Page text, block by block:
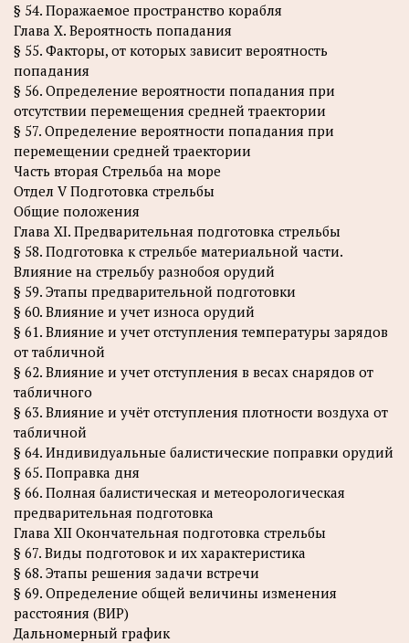
§ 54. Поражаемое пространство корабля
Глава X. Вероятность попадания
§ 55. Факторы, от которых зависит вероятность
попадания
§ 56. Определение вероятности попадания при
отсутствии перемещения средней траектории
§ 57. Определение вероятности попадания при
перемещении средней траектории
Часть вторая Стрельба на море
Отдел V Подготовка стрельбы
Общие положения
Глава XI. Предварительная подготовка стрельбы
§ 58. Подготовка к стрельбе материальной части.
Влияние на стрельбу разнобоя орудий
§ 59. Этапы предварительной подготовки
§ 60. Влияние и учет износа орудий
§ 61. Влияние и учет отступления температуры зарядов
от табличной
§ 62. Влияние и учет отступления в весах снарядов от
табличного
§ 63. Влияние и учёт отступления плотности воздуха от
табличной
§ 64. Индивидуальные балистические поправки орудий
§ 65. Поправка дня
§ 66. Полная балистическая и метеорологическая
предварительная подготовка
Глава XII Окончательная подготовка стрельбы
§ 67. Виды подготовок и их характеристика
§ 68. Этапы решения задачи встречи
§ 69. Определение общей величины изменения
расстояния (ВИР)
Дальномерный график